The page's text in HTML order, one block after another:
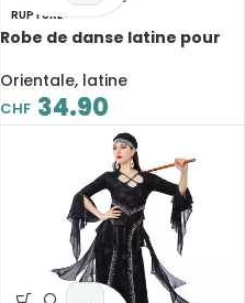
RUPTURE
Robe de danse latine pour
épaule dénudée, lyrique
Orientale, latine
CHF 34.90